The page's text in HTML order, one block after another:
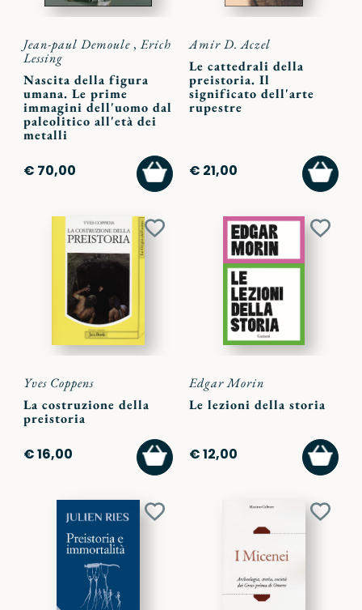
Jean-paul Demoule,Erich
Lessing
Nascita della figura
umana. Le prime
immagini dell'uomo dal
paleolitico all'età dei
metalli
€ 70,00
AGGIUNGI
AL
CARRELLO
Amir D. Aczel
Le cattedrali della
preistoria. Il
significato dell'arte
rupestre
€ 21,00
AL
Aggiungi
Yves Coppens
La costruzione della
preistoria
€ 16,00
AGGIUNGI
AL
CARRELLO
Edgar Morin
Le lezioni della storia
€ 12,00
AL
Aggiungi